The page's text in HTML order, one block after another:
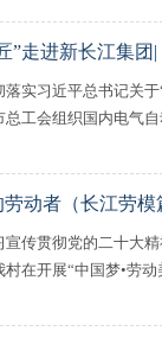
”走进新长江集
落实习近平总书记关
总工会组织国内电气
劳动者（长江劳模
宣传贯彻党的二十大
村在开展“中国梦•劳